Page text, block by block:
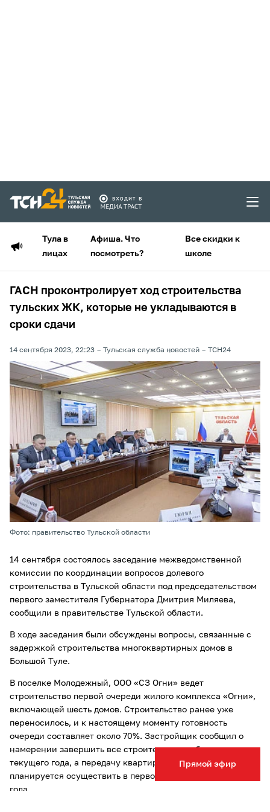
Тула в
лицах
Афиша. Что
посмотреть?
Все скидки к
школе
Прямой эфир
ГАСН проконтролирует ход строительства
тульских ЖК, которые не укладываются в
сроки сдачи
14 сентября 2023, 22:23 Тульская служба новостей ТСН24
Фото: правительство Тульской области
14 сентября состоялось заседание межведомственной
комиссии по координации вопросов долевого
строительства в Тульской области под председательством
первого заместителя Губернатора Дмитрия Миляева,
сообщили в правительстве Тульской области.
В ходе заседания были обсуждены вопросы, связанные с
задержкой строительства многоквартирных домов в
Большой Туле.
В поселке Молодежный, ООО «СЗ Огни» ведет
строительство первой очереди жилого комплекса «Огни»,
включающей шесть домов. Строительство ранее уже
переносилось, и к настоящему моменту готовность
очереди составляет около 70%. Застройщик сообщил о
намерении завершить все строительные работы до конца
текущего года, а передачу квартир дольщикам
планируется осуществить в первом квартале следующего
года.